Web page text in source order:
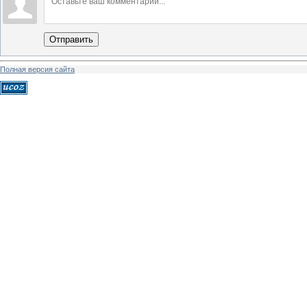
Отправить
Полная версия сайта